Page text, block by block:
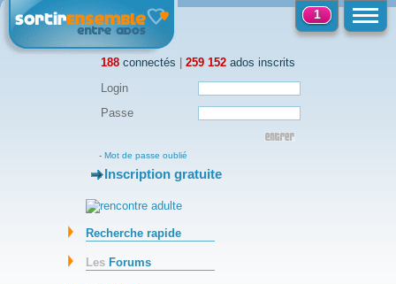
188 connectés | 259 152 ados inscrits
1
Login
Passe
- Mot de passe oublié
-Inscription gratuite
Recherche rapide
Les Forums